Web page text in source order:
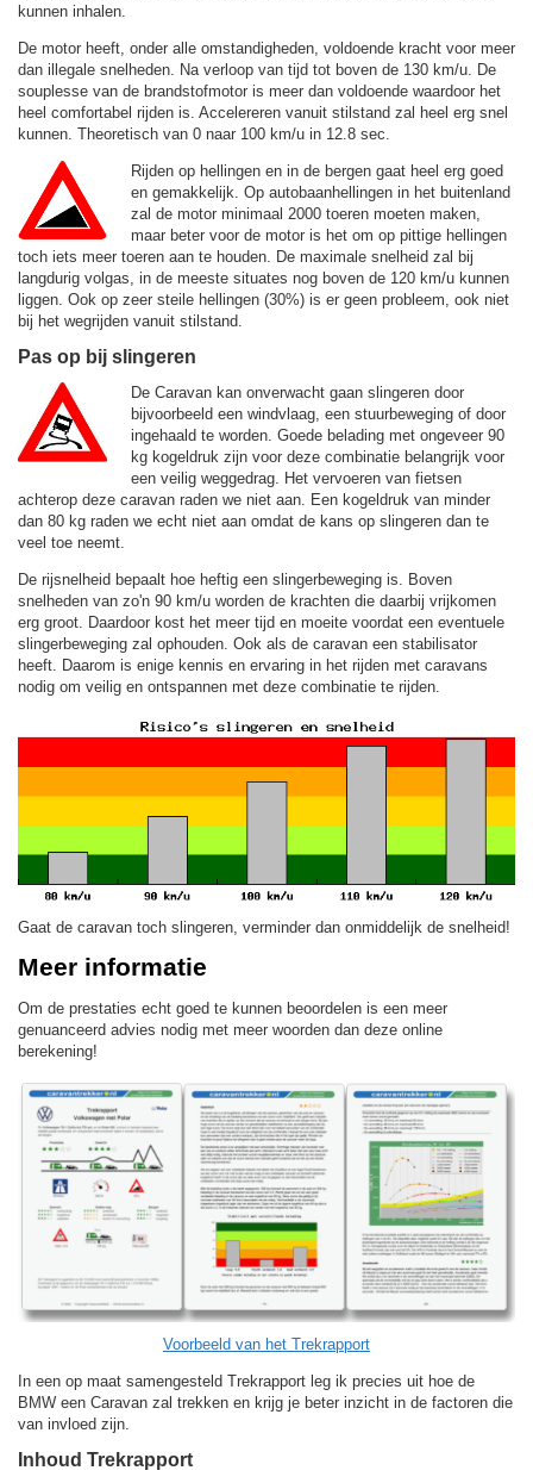
kunnen inhalen.
De motor heeft, onder alle omstandigheden, voldoende kracht voor meer
dan illegale snelheden. Na verloop van tijd tot boven de 130 km/u.
De
souplesse van de brandstofmotor is meer dan voldoende waardoor het
heel comfortabel rijden is. Accelereren vanuit stilstand zal heel erg snel
kunnen. Theoretisch van 0 naar 100 km/u in 12.8 sec.
Rijden op hellingen en in de bergen gaat heel erg goed
en gemakkelijk. Op autobaanhellingen in het buitenland
zal de motor minimaal 2000 toeren moeten maken,
maar beter voor de motor is het om op pittige hellingen
toch iets meer toeren aan te houden. De maximale snelheid zal bij
langdurig volgas, in de meeste situates nog boven de 120 km/u kunnen
liggen. Ook op zeer steile hellingen (30%) is er geen probleem, ook niet
bij het wegrijden vanuit stilstand.
Pas op bij slingeren
De Caravan kan onverwacht gaan slingeren door
bijvoorbeeld een windvlaag, een stuurbeweging of door
ingehaald te worden. Goede belading met ongeveer 90
kg kogeldruk zijn voor deze combinatie belangrijk voor
een veilig weggedrag. Het vervoeren van fietsen
achterop deze caravan raden we niet aan. Een kogeldruk van minder
dan 80 kg raden we echt niet aan omdat de kans op slingeren dan te
veel toe neemt.
De rijsnelheid bepaalt hoe heftig een slingerbeweging is. Boven
snelheden van zo'n 90 km/u worden de krachten die daarbij vrijkomen
erg groot. Daardoor kost het meer tijd en moeite voordat een eventuele
slingerbeweging zal ophouden. Ook als de caravan een stabilisator
heeft. Daarom is enige kennis en ervaring in het rijden met caravans
nodig om veilig en ontspannen met deze combinatie te rijden.
Gaat de caravan toch slingeren, verminder dan onmiddelijk de snelheid!
Meer informatie
Om de prestaties echt goed te kunnen beoordelen is een meer
genuanceerd advies nodig met meer woorden dan deze online
berekening!
Voorbeeld van het Trekrapport
In een op maat samengesteld Trekrapport leg ik precies uit hoe de
BMW een Caravan zal trekken en krijg je beter inzicht in de factoren die
van invloed zijn.
Inhoud Trekrapport